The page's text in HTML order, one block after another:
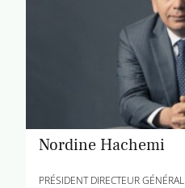
Nordine Hachemi
PRÉSIDENT DIRECTEUR GÉNÉRAL